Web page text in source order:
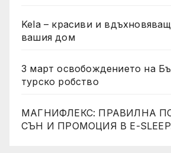
Kela – красиви и
вашия дом
3 март освобождението на
турско робство
МАГНИФЛЕКС: ПРАВИЛНА
СЪН И ПРОМОЦИЯ В Е-